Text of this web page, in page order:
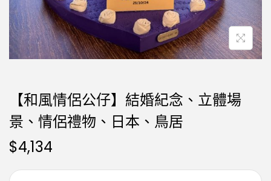
【和風情侶公仔】結婚紀念、立體場
景、情侶禮物、日本、鳥居
$4,134